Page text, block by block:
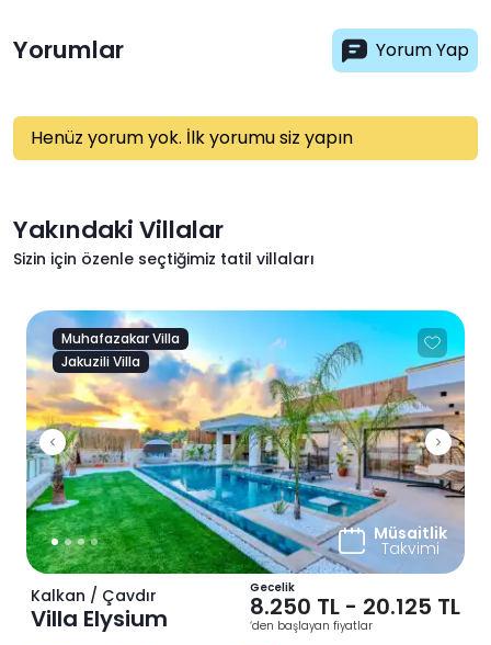
Yorumlar Yorum Yap
Henüz yorum yok. İlk yorumu siz yapın
Yakındaki Villalar
Sizin için özenle seçtiğimiz tatil villaları
Previous Next
Muhafazakar Villa
Jakuzili Villa
Müsaitlik
Takvimi
Kalkan / Çavdır
Villa Elysium
Gecelik
8.250 TL - 20.125 TL
‘den başlayan fiyatlar